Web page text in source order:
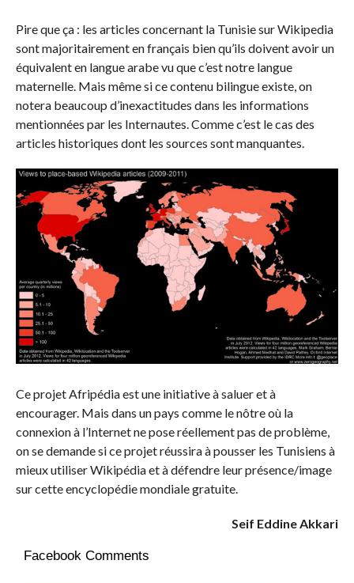
Pire que ça : les articles concernant la Tunisie sur Wikipedia
sont majoritairement en français bien qu’ils doivent avoir un
équivalent en langue arabe vu que c’est notre langue
maternelle. Mais même si ce contenu bilingue existe, on
notera beaucoup d’inexactitudes dans les informations
mentionnées par les Internautes. Comme c’est le cas des
articles historiques dont les sources sont manquantes.
Ce projet Afripédia est une initiative à saluer et à
encourager. Mais dans un pays comme le nôtre où la
connexion à l’Internet ne pose réellement pas de problème,
on se demande si ce projet réussira à pousser les Tunisiens à
mieux utiliser Wikipédia et à défendre leur présence/image
sur cette encyclopédie mondiale gratuite.
Seif Eddine Akkari
Facebook Comments